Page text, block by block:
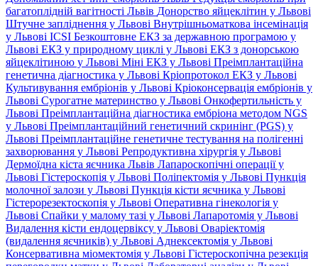
багатоплідній вагітності Львів Донорство яйцеклітин у Львові
Штучне запліднення у Львові Внутрішньоматкова інсемінація
у Львові ICSI Безкоштовне ЕКЗ за державною програмою у
Львові ЕКЗ у природному циклі у Львові ЕКЗ з донорською
яйцеклітиною у Львові Міні ЕКЗ у Львові Преімплантаційна
генетична діагностика у Львові Кріопротокол ЕКЗ у Львові
Культивування ембріонів у Львові Кріоконсервація ембріонів у
Львові Сурогатне материнство у Львові Онкофертильність у
Львові Преімплантаційна діагностика ембріона методом NGS
у Львові Преімплантаційний генетичний скринінг (PGS) у
Львові Преімплантаційне генетичне тестування на полігенні
захворювання у Львові Репродуктивна хірургія у Львові
Дермоїдна кіста яєчника Львів Лапароскопічні операції у
Львові Гістероскопія у Львові Поліпектомія у Львові Пункція
молочної залози у Львові Пункція кісти яєчника у Львові
Гістерорезектоскопія у Львові Оперативна гінекологія у
Львові Спайки у малому тазі у Львові Лапаротомія у Львові
Видалення кісти ендоцервіксу у Львові Оваріектомія
(видалення яєчників) у Львові Аднексектомія у Львові
Консервативна міомектомія у Львові Гістероскопічна резекція